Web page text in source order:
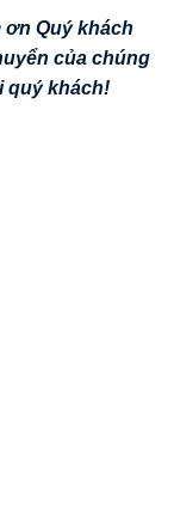
ơn Quý khách
của chúng
quý khách!